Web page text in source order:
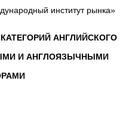
институт рынка»
АНГЛИЙСКОГО
И АНГЛОЯЗЫЧНЫМИ